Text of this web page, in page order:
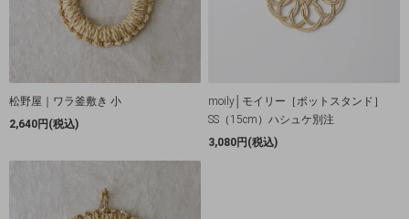
松野屋｜ワラ釜敷き 小
2,640円(税込)
moily│モイリー［ポットスタンド］
SS（15cm）ハシュケ別注
3,080円(税込)